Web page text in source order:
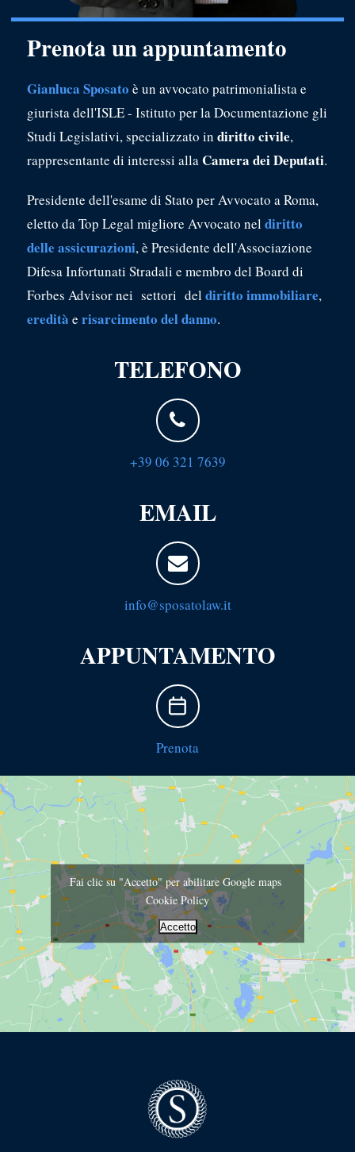
Prenota un appuntamento
Gianluca Sposato è un avvocato patrimonialista e
giurista dell'ISLE - Istituto per la Documentazione gli
Studi Legislativi, specializzato in diritto civile,
rappresentante di interessi allaCamera dei Deputati.
Presidente dell'esame di Stato per Avvocato a Roma,
eletto da Top Legal migliore Avvocato neldiritto
delle assicurazioni, è Presidente dell'Associazione
Difesa Infortunati Stradali e membro del Board di
Forbes Advisor nei settori deldiritto immobiliare,
eredità e risarcimento del danno.
TELEFONO
+39 06 321 7639
EMAIL
info@sposatolaw.it
APPUNTAMENTO
Prenota
Fai clic su "Accetto" per abilitare Google maps
Cookie Policy
Accetto